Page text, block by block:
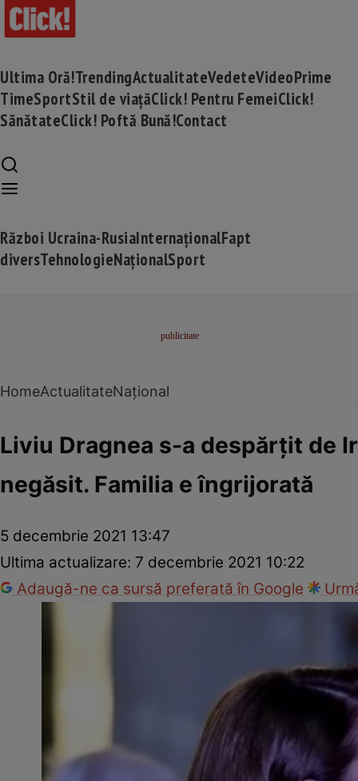
Ultima Oră!TrendingActualitateVedeteVideoPrime
TimeSportStil de viațăClick! Pentru FemeiClick!
SănătateClick! Poftă Bună!Contact
Război Ucraina-RusiaInternaționalFapt
diversTehnologieNaționalSport
HomeActualitateNațional
Liviu Dragnea s-a despărțit de
negăsit. Familia e îngrijorată
5 decembrie 2021 13:47
Ultima actualizare: 7 decembrie 2021 10:22
Adaugă-ne ca sursă preferată în Google